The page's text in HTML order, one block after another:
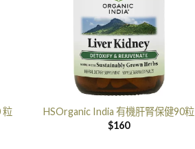
粒
HSOrganic India 有機肝腎保健90粒
$160